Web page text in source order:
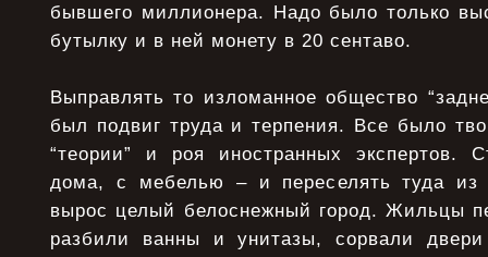
бывшего миллионера. Надо было только
бутылку и в ней монету в 20 сентаво.
Выправлять то изломанное общество
был подвиг труда и терпения. Все было
“теории” и роя иностранных экспертов.
дома, с мебелью – и переселять туда из
вырос целый белоснежный город. Жильцы
разбили ванны и унитазы, сорвали двери